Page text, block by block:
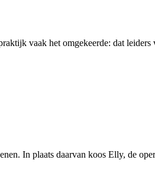
vaak het omgekeerde: dat leiders
In plaats daarvan koos Elly, de